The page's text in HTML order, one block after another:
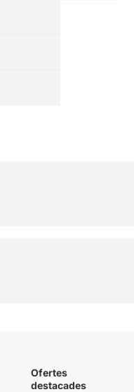
Ofertes
destacades